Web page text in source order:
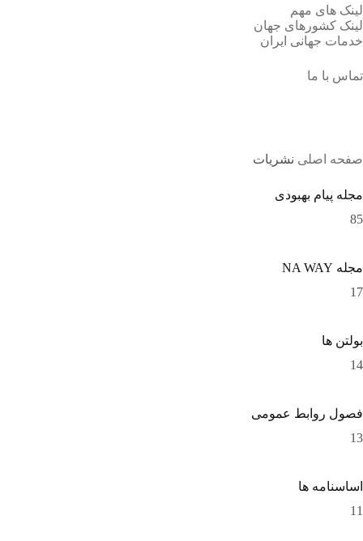
لینک های مهم
لینک کشورهای جهان
خدمات جهانی ایران
تماس با ما
صفحه اصلی نشریات
مجله پیام بهبودی
85
مجله NA WAY
17
بولتن ها
14
فصول روابط عمومی
13
اساسنامه ها
11